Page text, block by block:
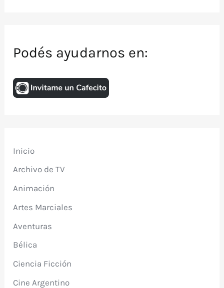
Podés ayudarnos en:
Inicio
Archivo de TV
Animación
Artes Marciales
Aventuras
Bélica
Ciencia Ficción
Cine Argentino